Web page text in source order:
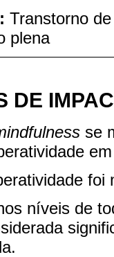
Transtorno
plena
DE
se
níveis de